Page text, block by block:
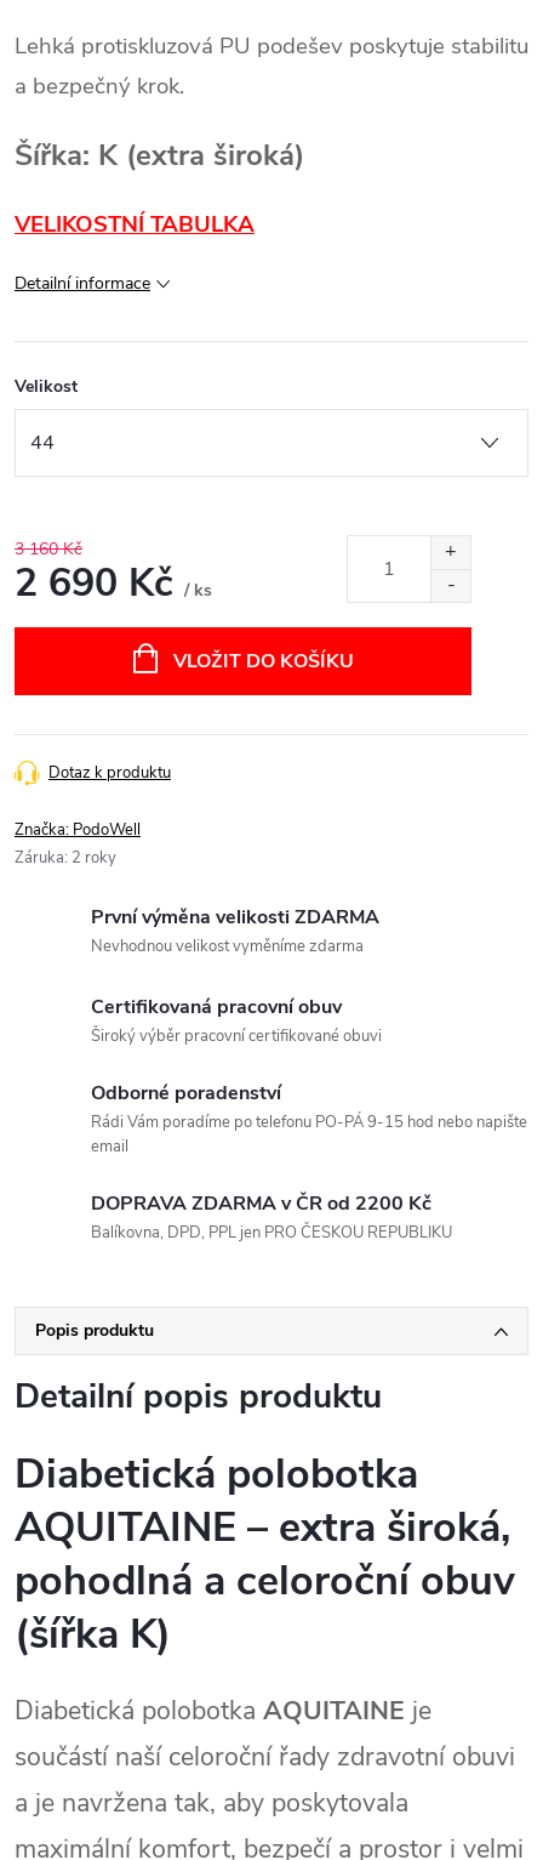
Lehká protiskluzová PU podešev poskytuje stabilitu
a bezpečný krok.
Šířka: K (extra široká)
VELIKOSTNÍ TABULKA
Detailní informace
Velikost
3 160 Kč
2 690 Kč / ks
VLOŽIT DO KOŠÍKU
Dotaz k produktu
Značka: PodoWell
Záruka: 2 roky
První výměna velikosti ZDARMA
Nevhodnou velikost vyměníme zdarma
Certifikovaná pracovní obuv
Široký výběr pracovní certifikované obuvi
Odborné poradenství
Rádi Vám poradíme po telefonu PO-PÁ 9-15 hod nebo napište
email
DOPRAVA ZDARMA v ČR od 2200 Kč
Balíkovna, DPD, PPL jen PRO ČESKOU REPUBLIKU
Popis produktu
Detailní popis produktu
Diabetická polobotka
AQUITAINE – extra široká,
pohodlná a celoroční obuv
(šířka K)
Diabetická polobotka AQUITAINE je
součástí naší celoroční řady zdravotní obuvi
a je navržena tak, aby poskytovala
maximální komfort, bezpečí a prostor i velmi